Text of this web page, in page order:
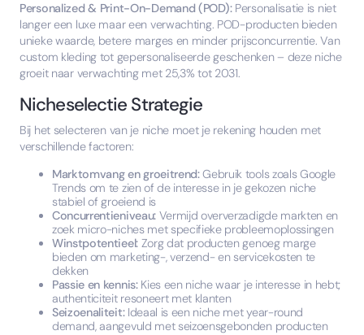
Personalized & Print-On-Demand (POD):Personalisatie is niet
langer een luxe maar een verwachting. POD-producten bieden
unieke waarde, betere marges en minder prijsconcurrentie. Van
custom kleding tot gepersonaliseerde geschenken – deze niche
groeit naar verwachting met 25,3% tot 2031.
Nicheselectie Strategie
Bij het selecteren van je niche moet je rekening houden met
verschillende factoren:
Marktomvang en groeitrend:Gebruik tools zoals Google
Trends om te zien of de interesse in je gekozen niche
stabiel of groeiend is
Concurrentieniveau:Vermijd oververzadigde markten en
zoek micro-niches met specifieke probleemoplossingen
Winstpotentieel:Zorg dat producten genoeg marge
bieden om marketing-, verzend- en servicekosten te
dekken
Passie en kennis:Kies een niche waar je interesse in hebt;
authenticiteit resoneert met klanten
Seizoenaliteit:Ideaal is een niche met year-round
demand, aangevuld met seizoensgebonden producten